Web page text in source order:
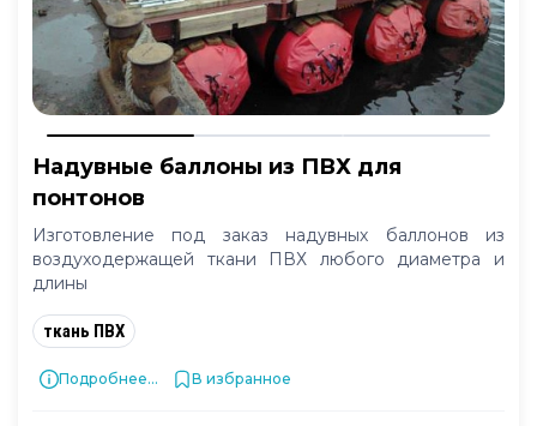
Надувные баллоны из ПВХ для
понтонов
Изготовление под заказ надувных баллонов из
воздуходержащей ткани ПВХ любого диаметра и
длины
ткань ПВХ
Подробнее... В избранное